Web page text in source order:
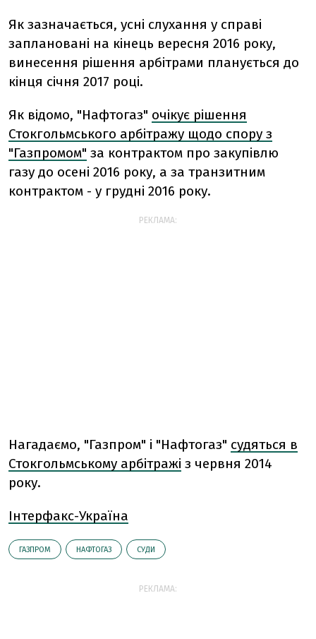
Як зазначається, усні слухання у справі
заплановані на кінець вересня 2016 року,
винесення рішення арбітрами планується до
кінця січня 2017 році.
Як відомо, "Нафтогаз" очікує рішення
Стокгольмського арбітражу щодо спору з
"Газпромом" за контрактом про закупівлю
газу до осені 2016 року, а за транзитним
контрактом - у грудні 2016 року.
РЕКЛАМА:
Нагадаємо, "Газпром" і "Нафтогаз" судяться в
Стокгольмському арбітражі з червня 2014
року.
Інтерфакс-Україна
ГАЗПРОМ НАФТОГАЗ СУДИ
РЕКЛАМА: